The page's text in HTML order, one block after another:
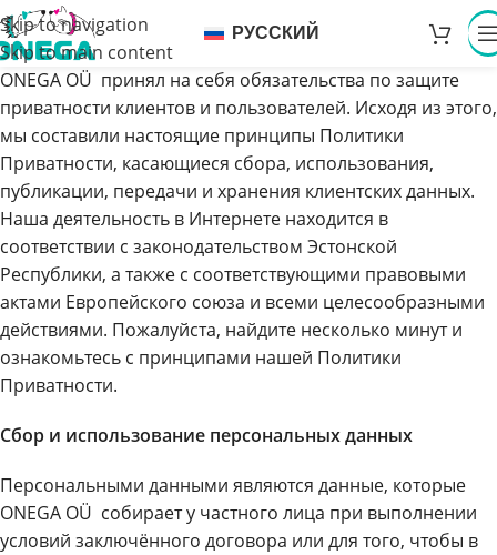
Skip to navigation
Skip to main content
РУССКИЙ
ONEGA OÜ принял на себя обязательства по защите
приватности клиентов и пользователей. Исходя из этого,
мы составили настоящие принципы Политики
Приватности, касающиеся сбора, использования,
публикации, передачи и хранения клиентских данных.
Наша деятельность в Интернете находится в
соответствии с законодательством Эстонской
Республики, а также с соответствующими правовыми
актами Европейского союза и всеми целесообразными
действиями. Пожалуйста, найдите несколько минут и
ознакомьтесь с принципами нашей Политики
Приватности.
Сбор и использование персональных данных
Персональными данными являются данные, которые
ONEGA OÜ собирает у частного лица при выполнении
условий заключённого договора или для того, чтобы в